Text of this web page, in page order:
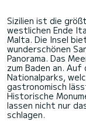
Sizilien ist die
westlichen Ende
Malta. Die Insel
wunderschönen
Panorama. Das
zum Baden an.
Nationalparks,
gastronomisch
Historische
lassen nicht nur
schlagen.